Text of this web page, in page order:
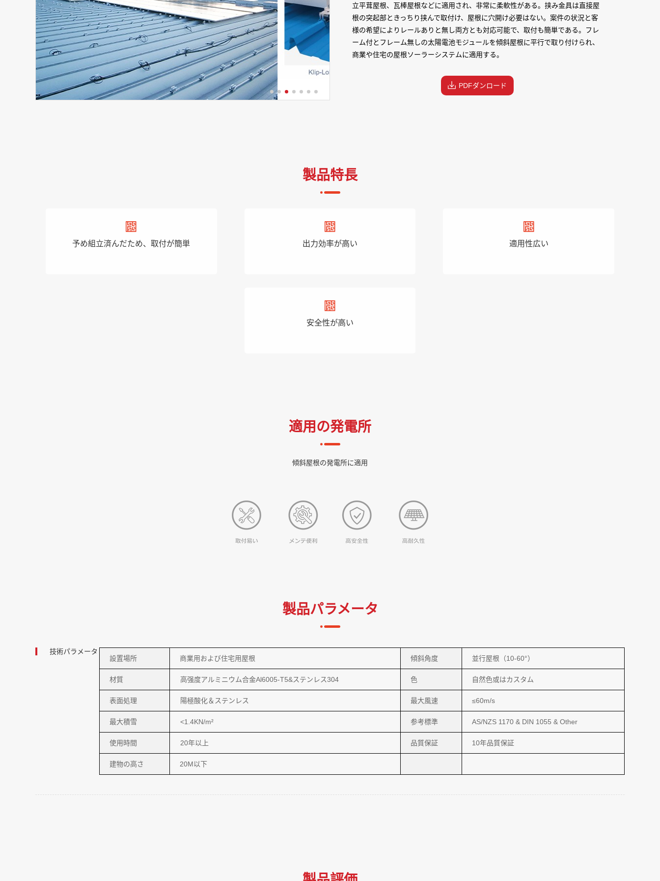
立平茸屋根、瓦棒屋根などに適用され、非常に柔軟性がある。挟み金具は直接屋
根の突起部ときっちり挟んで取付け、屋根に穴開け必要はない。案件の状況と客
様の希望によりレールありと無し両方とも対応可能で、取付も簡単である。フレ
ーム付とフレーム無しの太陽電池モジュールを傾斜屋根に平行で取り付けられ、
商業や住宅の屋根ソーラーシステムに適用する。
PDFダンロード
製品特長
予め組立済んだため、取付が簡単 出力効率が高い 適用性広い
安全性が高い
適用の発電所
傾斜屋根の発電所に適用
製品パラメータ
技術パラメータ
設置場所
商業用および住宅用屋根 傾斜⾓度 並行屋根（10-60°）
材質 高强度アルミニウム合金Al6005-T5&ステンレス304 色 自然色或はカスタム
表面処理 陽極酸化＆ステンレス 最大風速 ≤60m/s
最大積雪 <1.4KN/m² 参考標準 AS/NZS 1170 & DIN 1055 & Other
使用時間 20年以上 品質保証 10年品質保証
建物の⾼さ 20M以下